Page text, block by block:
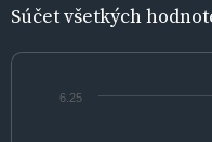
Súčet všetkých
6.25